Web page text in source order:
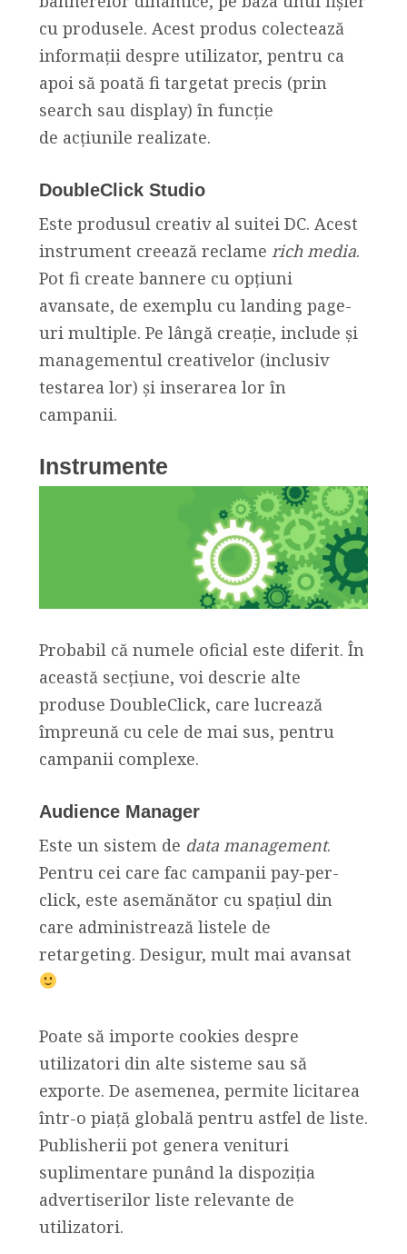
cu produsele. Acest produs colectează
informații despre utilizator, pentru ca
apoi să poată fi targetat precis (prin
search sau display) în funcție
de acțiunile realizate.
DoubleClick Studio
Este produsul creativ al suitei DC. Acest
instrument creează reclame rich media.
Pot fi create bannere cu opțiuni
avansate, de exemplu cu landing page-
uri multiple. Pe lângă creație, include și
managementul creativelor (inclusiv
testarea lor) și inserarea lor în
campanii.
Instrumente
Probabil că numele oficial este diferit. În
această secțiune, voi descrie alte
produse DoubleClick, care lucrează
împreună cu cele de mai sus, pentru
campanii complexe.
Audience Manager
Este un sistem de data management.
Pentru cei care fac campanii pay-per-
click, este asemănător cu spațiul din
care administrează listele de
retargeting. Desigur, mult mai avansat
Poate să importe cookies despre
utilizatori din alte sisteme sau să
exporte. De asemenea, permite licitarea
într-o piață globală pentru astfel de liste.
Publisherii pot genera venituri
suplimentare punând la dispoziția
advertiserilor liste relevante de
utilizatori.